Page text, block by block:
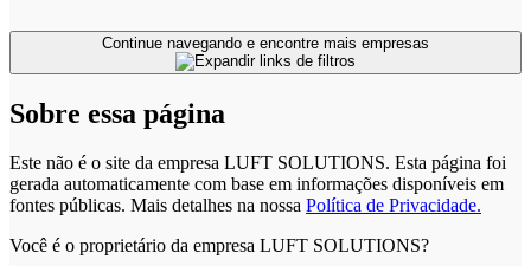
Sobre essa página
Este não é o site da empresa LUFT SOLUTIONS. Esta página foi
gerada automaticamente com base em informações disponíveis em
fontes públicas. Mais detalhes na nossa Política de Privacidade.
Você é o proprietário da empresa LUFT SOLUTIONS?